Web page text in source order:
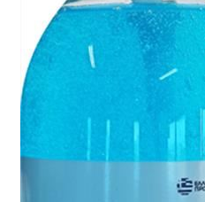
Καλάθι
Καταστήματα
Ο λογαριασμός μου
Όροι χρήσης